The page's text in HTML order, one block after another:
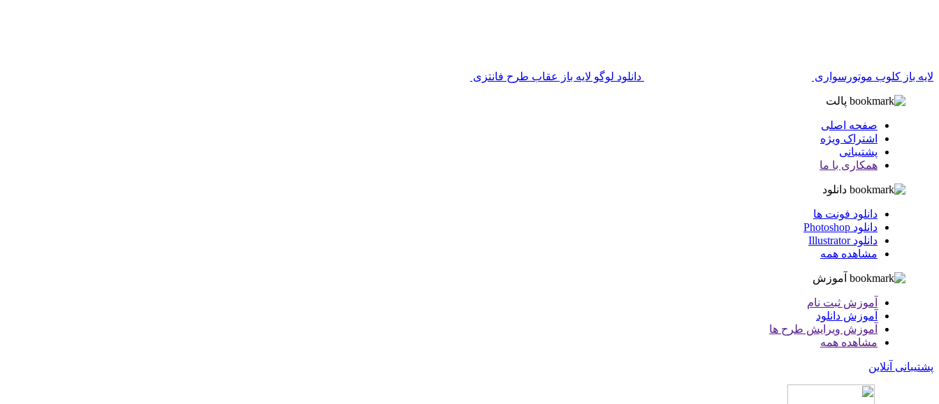
لایه باز کلوب موتورسواری دانلود لوگو لایه باز عقاب طرح فانتزی
پالت
صفحه اصلی
اشتراک ویژه
پشتیبانی
همکاری با ما
دانلود
دانلود فونت ها
دانلود Photoshop
دانلود Illustrator
مشاهده همه
آموزش
آموزش ثبت نام
آموزش دانلود
آموزش ویرایش طرح ها
مشاهده همه
پشتیبانی آنلاین